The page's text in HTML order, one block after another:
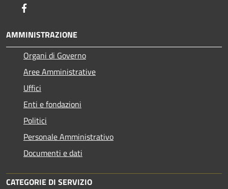
AMMINISTRAZIONE
Organi di Governo
Aree Amministrative
Uffici
Enti e fondazioni
Politici
Personale Amministrativo
Documenti e dati
CATEGORIE DI SERVIZIO